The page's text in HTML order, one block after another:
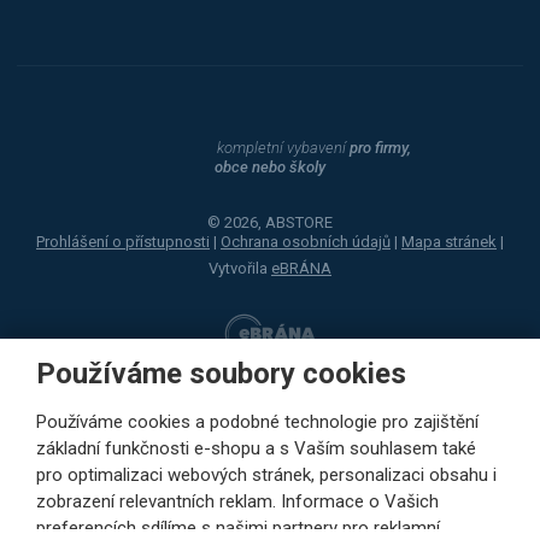
Používáme soubory cookies
Používáme cookies a podobné technologie pro zajištění
základní funkčnosti e-shopu a s Vaším souhlasem také
pro optimalizaci webových stránek, personalizaci obsahu i
zobrazení relevantních reklam. Informace o Vašich
preferencích sdílíme s našimi partnery pro reklamní,
kompletní vybavenípro firmy,
obce nebo školy
© 2026, ABSTORE
Prohlášení o přístupnosti | Ochrana osobních údajů | Mapa stránek |
Vytvořila eBRÁNA